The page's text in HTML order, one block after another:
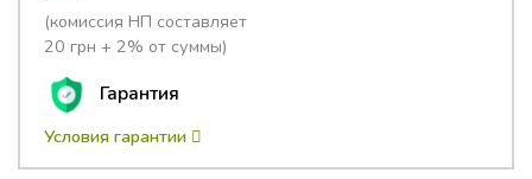
(комиссия НП составляет
20 грн + 2% от суммы)
Гарантия
Условия гарантии